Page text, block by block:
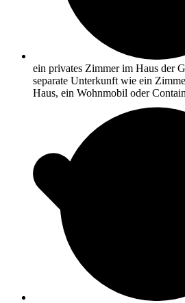
ein privates Zimmer im Haus der
separate Unterkunft wie ein
Haus, ein Wohnmobil oder